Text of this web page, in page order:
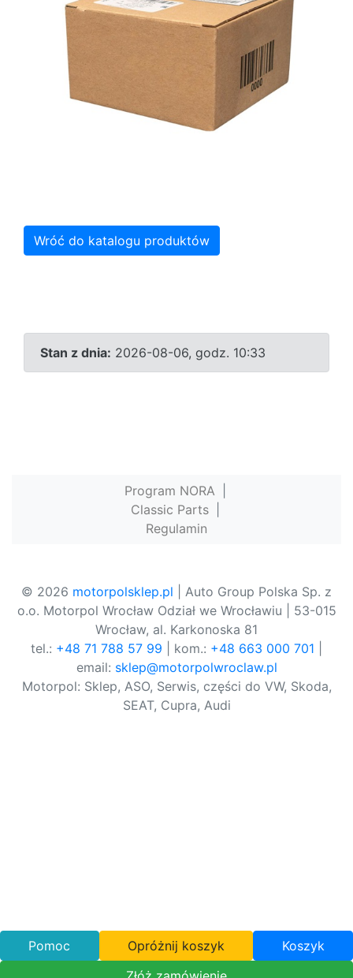
Wróć do katalogu produktów
Stan z dnia: 2026-08-06, godz. 10:33
Program NORA
Classic Parts
Regulamin
© 2026 motorpolsklep.pl | Auto Group Polska Sp. z
o.o. Motorpol Wrocław Odział we Wrocławiu | 53-015
Wrocław, al. Karkonoska 81
tel.: +48 71 788 57 99 | kom.: +48 663 000 701
email: sklep@motorpolwroclaw.pl
Motorpol: Sklep, ASO, Serwis, części do VW, Skoda,
SEAT, Cupra, Audi
Pomoc Opróżnij koszyk
Koszyk